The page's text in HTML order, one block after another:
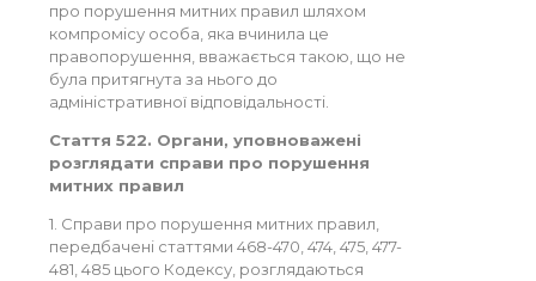
про порушення митних правил шляхом
компромісу особа, яка вчинила це
правопорушення, вважається такою, що не
була притягнута за нього до
адміністративної відповідальності.
Стаття 522. Органи, уповноважені
розглядати справи про порушення
митних правил
1. Справи про порушення митних правил,
передбачені статтями 468-470, 474, 475, 477-
481, 485 цього Кодексу, розглядаються